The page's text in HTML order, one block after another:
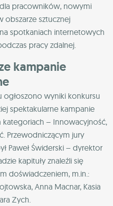
pracowników, nowymi
obszarze sztucznej
spotkaniach internetowych
pracy zdalnej.
kampanie
ogłoszono wyniki konkursu
spektakularne kampanie
kategoriach – Innowacyjność,
Przewodniczącym jury
Paweł Świderski – dyrektor
kapituły znaleźli się
doświadczeniem, m.in.:
Anna Macnar, Kasia
Zych.